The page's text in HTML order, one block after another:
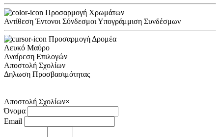
Προσαρμογή Χρωμάτων
Αντίθεση Έντονοι Σύνδεσμοι Υπογράμμιση Συνδέσμων
Προσαρμογή Δρομέα
Λευκό Μαύρο
Αναίρεση Επιλογών
Αποστολή Σχολίων
Δηλωση Προσβασιμότητας
Αποστολή Σχολίων×
Όνομα
Email